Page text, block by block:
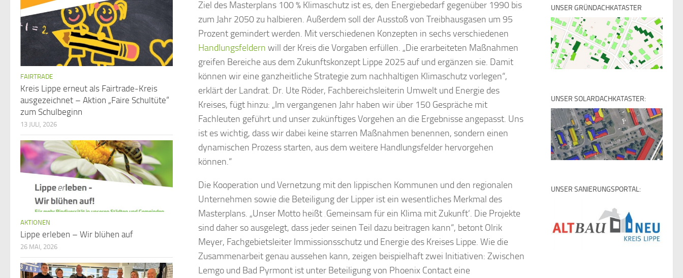
Ziel des Masterplans 100 % Klimaschutz ist es, den Energiebedarf gegenüber 1990 bis
zum Jahr 2050 zu halbieren. Außerdem soll der Ausstoß von Treibhausgasen um 95
Prozent gemindert werden. Mit verschiedenen Konzepten in sechs verschiedenen
Handlungsfeldern will der Kreis die Vorgaben erfüllen. „Die erarbeiteten Maßnahmen
greifen Bereiche aus dem Zukunftskonzept Lippe 2025 auf und ergänzen sie. Damit
können wir eine ganzheitliche Strategie zum nachhaltigen Klimaschutz vorlegen“,
erklärt der Landrat. Dr. Ute Röder, Fachbereichsleiterin Umwelt und Energie des
Kreises, fügt hinzu: „Im vergangenen Jahr haben wir über 150 Gespräche mit
Fachleuten geführt und unser zukünftiges Vorgehen an die Ergebnisse angepasst. Uns
ist es wichtig, dass wir dabei keine starren Maßnahmen benennen, sondern einen
dynamischen Prozess starten, aus dem weitere Handlungsfelder hervorgehen
können.“
Die Kooperation und Vernetzung mit den lippischen Kommunen und den regionalen
Unternehmen sowie die Beteiligung der Lipper ist ein wesentliches Merkmal des
Masterplans. „Unser Motto heißt ‚Gemeinsam für ein Klima mit Zukunft‘. Die Projekte
sind daher so ausgelegt, dass jeder seinen Teil dazu beitragen kann“, betont Olrik
Meyer, Fachgebietsleiter Immissionsschutz und Energie des Kreises Lippe. Wie die
Zusammenarbeit genau aussehen kann, zeigen beispielhaft zwei Initiativen: Zwischen
Lemgo und Bad Pyrmont ist unter Beteiligung von Phoenix Contact eine
FAIRTRADE
Kreis Lippe erneut als Fairtrade-Kreis
ausgezeichnet – Aktion „Faire Schultüte“
zum Schulbeginn
13 JULI, 2026
AKTIONEN
Lippe erleben – Wir blühen auf
26 MAI, 2026
UNSER GRÜNDACHKATASTER
UNSER SOLARDACHKATASTER:
UNSER SANIERUNGSPORTAL: